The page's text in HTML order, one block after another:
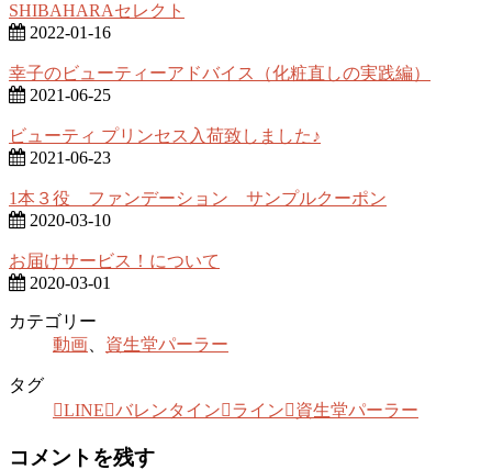
SHIBAHARAセレクト
2022-01-16
幸子のビューティーアドバイス（化粧直しの実践編）
2021-06-25
ビューティ プリンセス入荷致しました♪
2021-06-23
1本３役 ファンデーション サンプルクーポン
2020-03-10
お届けサービス！について
2020-03-01
カテゴリー
動画
資生堂パーラー
タグ
LINE
バレンタイン ライン 資生堂パーラー
コメントを残す